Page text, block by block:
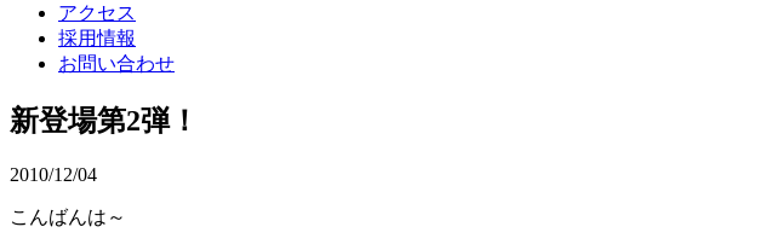
アクセス
採用情報
お問い合わせ
新登場第2弾！
2010/12/04
こんばんは～